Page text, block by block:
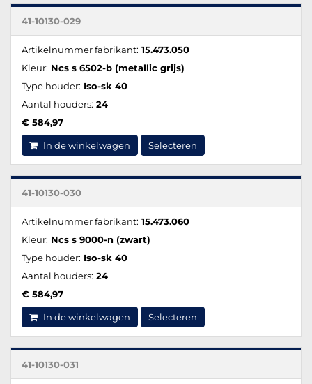
41-10130-029
Artikelnummer fabrikant: 15.473.050
Kleur: Ncs s 6502-b (metallic grijs)
Type houder: Iso-sk 40
Aantal houders: 24
€ 584,97
In de winkelwagen Selecteren
41-10130-030
Artikelnummer fabrikant: 15.473.060
Kleur: Ncs s 9000-n (zwart)
Type houder: Iso-sk 40
Aantal houders: 24
€ 584,97
In de winkelwagen Selecteren
41-10130-031